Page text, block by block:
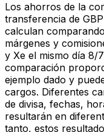
Los ahorros de la
transferencia de
calculan
márgenes y
y Xe el mismo día 8/
comparación
ejemplo dado y
cargos. Diferentes
de divisa, fechas,
resultarán en
tanto, estos